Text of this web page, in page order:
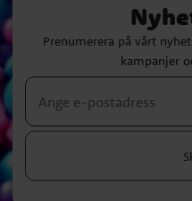
Prenumerera på vårt
kampanjer